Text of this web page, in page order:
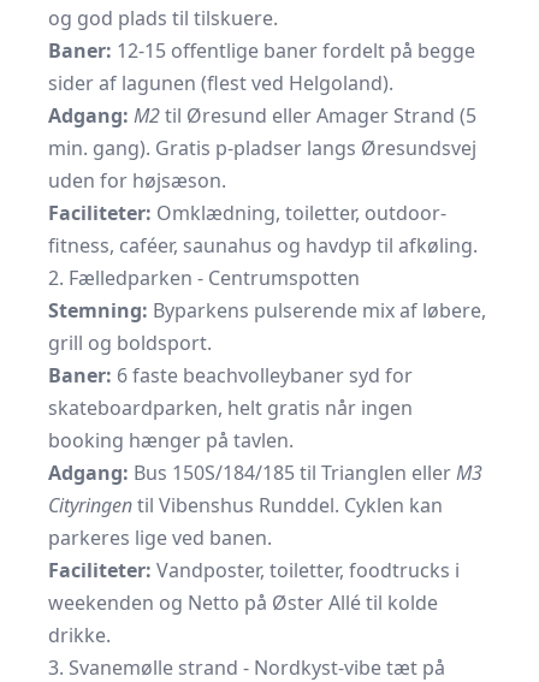
og god plads til tilskuere.
Baner: 12-15 offentlige baner fordelt på begge
sider af lagunen (flest ved Helgoland).
Adgang: M2til Øresund eller Amager Strand (5
min. gang). Gratis p-pladser langs Øresundsvej
uden for højsæson.
Faciliteter: Omklædning, toiletter, outdoor-
fitness, caféer, saunahus og havdyp til afkøling.
2. Fælledparken - Centrumspotten
Stemning: Byparkens pulserende mix af løbere,
grill og boldsport.
Baner: 6 faste beachvolleybaner syd for
skateboardparken, helt gratis når ingen
booking hænger på tavlen.
Adgang: Bus 150S/184/185 til Trianglen ellerM3
Cityringentil Vibenshus Runddel. Cyklen kan
parkeres lige ved banen.
Faciliteter: Vandposter, toiletter, foodtrucks i
weekenden og Netto på Øster Allé til kolde
drikke.
3. Svanemølle strand - Nordkyst-vibe tæt på